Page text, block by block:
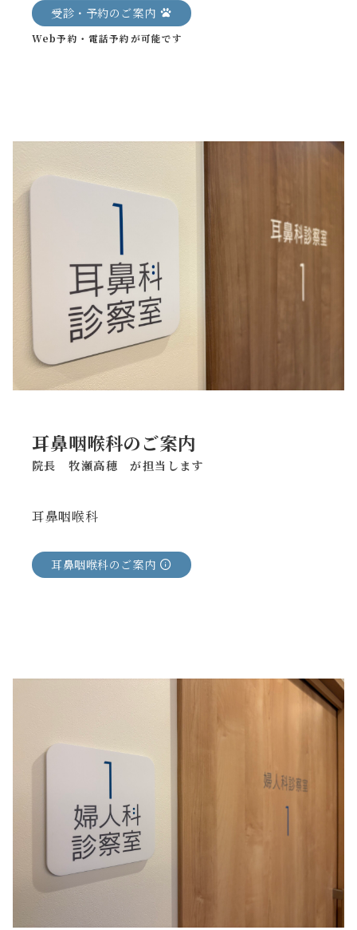
受診・予約のご案内
Web予約・電話予約が可能です
耳鼻咽喉科のご案内
院長 牧瀬高穂 が担当します
耳鼻咽喉科
耳鼻咽喉科のご案内